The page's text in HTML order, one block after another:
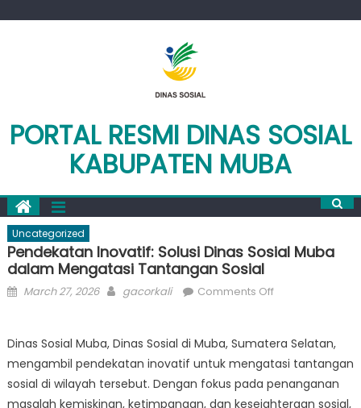
PORTAL RESMI DINAS SOSIAL
KABUPATEN MUBA
Uncategorized
Pendekatan Inovatif: Solusi Dinas Sosial Muba
dalam Mengatasi Tantangan Sosial
Posted
March 27, 2026 Author
gacorkali Comments Offon
Solusi
Dinas
Sosial
Muba
Dinas Sosial Muba, Dinas Sosial di Muba, Sumatera Selatan,
mengambil pendekatan inovatif untuk mengatasi tantangan
sosial di wilayah tersebut. Dengan fokus pada penanganan
masalah kemiskinan, ketimpangan, dan kesejahteraan sosial,